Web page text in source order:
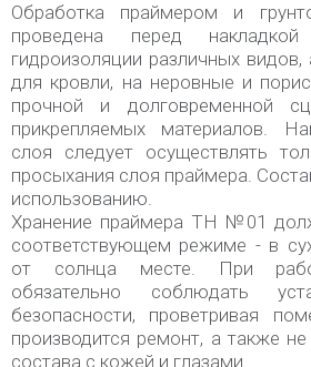
Обработка праймером и
проведена перед
гидроизоляции различных
для кровли, на неровные и
прочной и долговременной
прикрепляемых материалов.
слоя следует осуществлять
просыхания слоя праймера.
использованию.
Хранение праймера ТН №01
соответствующем режиме - в
от солнца месте. При
обязательно соблюдать
безопасности, проветривая
производится ремонт, а также не
состава с кожей и глазами.